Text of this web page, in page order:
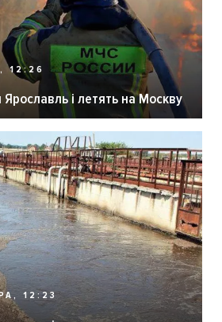
12:26
і летять на Москву
12:23